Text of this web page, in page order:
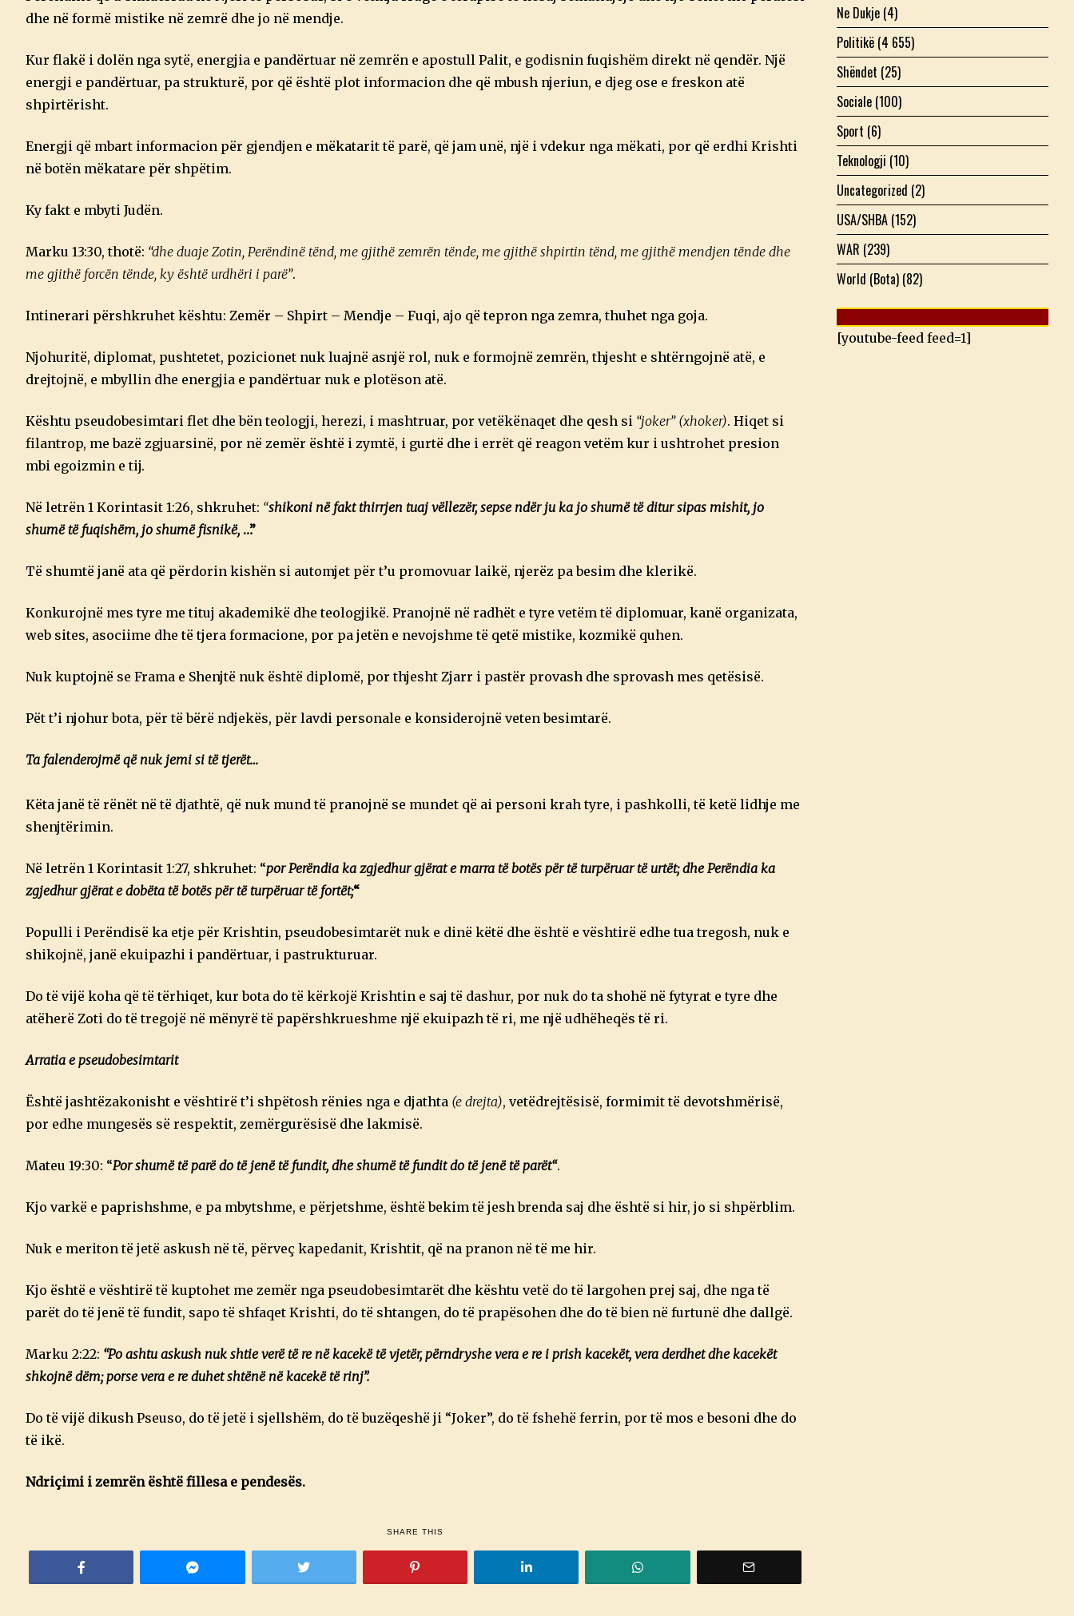
dhe në formë mistike në zemrë dhe jo në mendje.
Kur flakë i dolën nga sytë, energjia e pandërtuar në zemrën e apostull Palit, e godisnin fuqishëm direkt në qendër. Një
energji e pandërtuar, pa strukturë, por që është plot informacion dhe që mbush njeriun, e djeg ose e freskon atë
shpirtërisht.
Energji që mbart informacion për gjendjen e mëkatarit të parë, që jam unë, një i vdekur nga mëkati, por që erdhi Krishti
në botën mëkatare për shpëtim.
Ky fakt e mbyti Judën.
Marku 13:30, thotë: “dhe duaje Zotin, Perëndinë tënd, me gjithë zemrën tënde, me gjithë shpirtin tënd, me gjithë mendjen tënde dhe
me gjithë forcën tënde, ky është urdhëri i parë”.
Intinerari përshkruhet kështu: Zemër – Shpirt – Mendje – Fuqi, ajo që tepron nga zemra, thuhet nga goja.
Njohuritë, diplomat, pushtetet, pozicionet nuk luajnë asnjë rol, nuk e formojnë zemrën, thjesht e shtërngojnë atë, e
drejtojnë, e mbyllin dhe energjia e pandërtuar nuk e plotëson atë.
Kështu pseudobesimtari flet dhe bën teologji, herezi, i mashtruar, por vetëkënaqet dhe qesh si “joker” (xhoker). Hiqet si
filantrop, me bazë zgjuarsinë, por në zemër është i zymtë, i gurtë dhe i errët që reagon vetëm kur i ushtrohet presion
mbi egoizmin e tij.
Në letrën 1 Korintasit 1:26, shkruhet: “shikoni në fakt thirrjen tuaj vëllezër, sepse ndër ju ka jo shumë të ditur sipas mishit, jo
shumë të fuqishëm, jo shumë fisnikë, …”
Të shumtë janë ata që përdorin kishën si automjet për t’u promovuar laikë, njerëz pa besim dhe klerikë.
Konkurojnë mes tyre me tituj akademikë dhe teologjikë. Pranojnë në radhët e tyre vetëm të diplomuar, kanë organizata,
web sites, asociime dhe të tjera formacione, por pa jetën e nevojshme të qetë mistike, kozmikë quhen.
Nuk kuptojnë se Frama e Shenjtë nuk është diplomë, por thjesht Zjarr i pastër provash dhe sprovash mes qetësisë.
Pët t’i njohur bota, për të bërë ndjekës, për lavdi personale e konsiderojnë veten besimtarë.
Ta falenderojmë që nuk jemi si të tjerët…
Këta janë të rënët në të djathtë, që nuk mund të pranojnë se mundet që ai personi krah tyre, i pashkolli, të ketë lidhje me
shenjtërimin.
Në letrën 1 Korintasit 1:27, shkruhet: “por Perëndia ka zgjedhur gjërat e marra të botës për të turpëruar të urtët; dhe Perëndia ka
zgjedhur gjërat e dobëta të botës për të turpëruar të fortët;“
Populli i Perëndisë ka etje për Krishtin, pseudobesimtarët nuk e dinë këtë dhe është e vështirë edhe tua tregosh, nuk e
shikojnë, janë ekuipazhi i pandërtuar, i pastrukturuar.
Do të vijë koha që të tërhiqet, kur bota do të kërkojë Krishtin e saj të dashur, por nuk do ta shohë në fytyrat e tyre dhe
atëherë Zoti do të tregojë në mënyrë të papërshkrueshme një ekuipazh të ri, me një udhëheqës të ri.
Arratia e pseudobesimtarit
Është jashtëzakonisht e vështirë t’i shpëtosh rënies nga e djathta (e drejta), vetëdrejtësisë, formimit të devotshmërisë,
por edhe mungesës së respektit, zemërgurësisë dhe lakmisë.
Mateu 19:30: “Por shumë të parë do të jenë të fundit, dhe shumë të fundit do të jenë të parët“.
Kjo varkë e paprishshme, e pa mbytshme, e përjetshme, është bekim të jesh brenda saj dhe është si hir, jo si shpërblim.
Nuk e meriton të jetë askush në të, përveç kapedanit, Krishtit, që na pranon në të me hir.
Kjo është e vështirë të kuptohet me zemër nga pseudobesimtarët dhe kështu vetë do të largohen prej saj, dhe nga të
parët do të jenë të fundit, sapo të shfaqet Krishti, do të shtangen, do të prapësohen dhe do të bien në furtunë dhe dallgë.
Marku 2:22: “Po ashtu askush nuk shtie verë të re në kacekë të vjetër, përndryshe vera e re i prish kacekët, vera derdhet dhe kacekët
shkojnë dëm; porse vera e re duhet shtënë në kacekë të rinj”.
Do të vijë dikush Pseuso, do të jetë i sjellshëm, do të buzëqeshë ji “Joker”, do të fshehë ferrin, por të mos e besoni dhe do
të ikë.
Ndriçimi i zemrën është fillesa e pendesës.
SHARE THIS
Ne Dukje (4)
Politikë (4 655)
Shëndet (25)
Sociale (100)
Sport (6)
Teknologji (10)
Uncategorized (2)
USA/SHBA (152)
WAR (239)
World (Bota) (82)
[youtube-feed feed=1]